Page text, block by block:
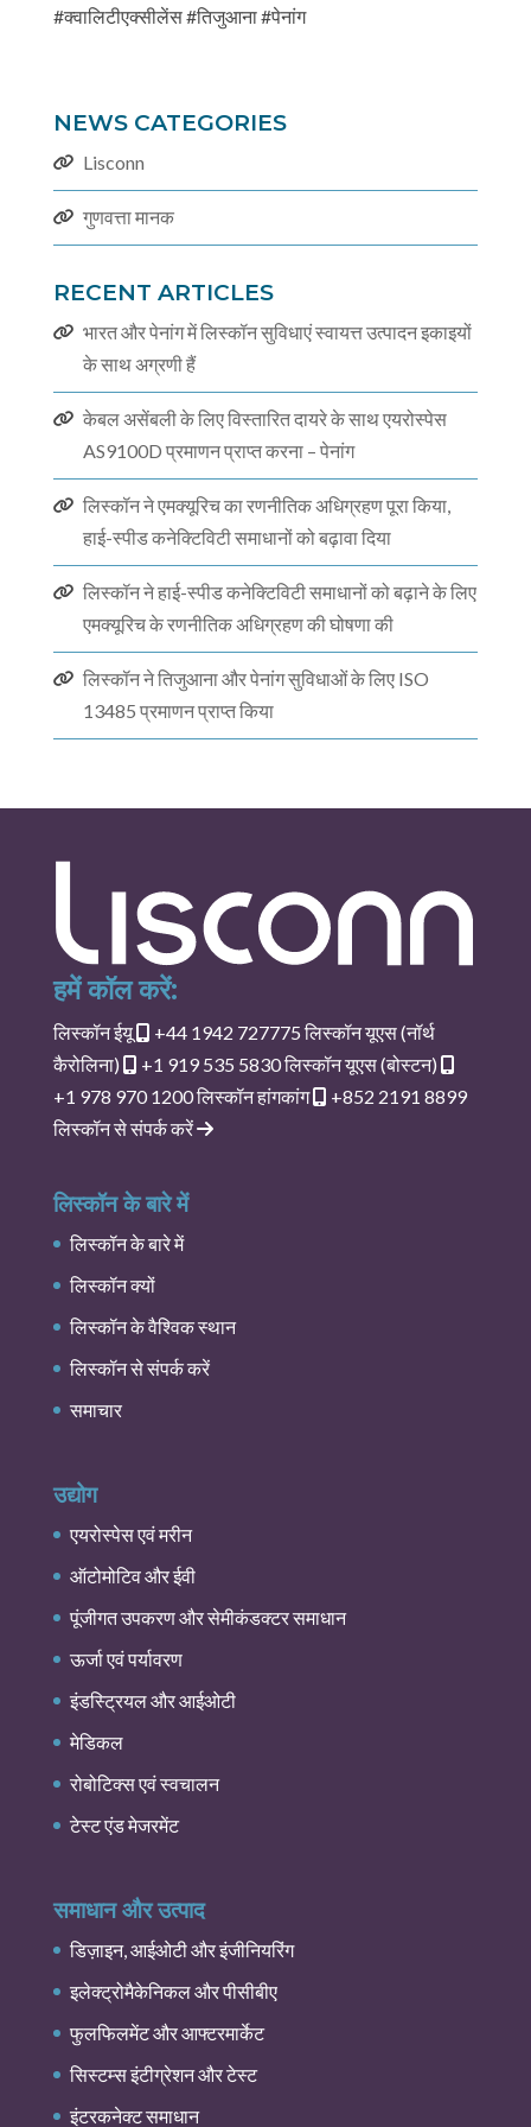
#क्वालिटीएक्सीलेंस #तिजुआना #पेनांग
NEWS CATEGORIES
Lisconn
गुणवत्ता मानक
RECENT ARTICLES
भारत और पेनांग में लिस्कॉन सुविधाएं स्वायत्त उत्पादन इकाइयों
के साथ अग्रणी हैं
केबल असेंबली के लिए विस्तारित दायरे के साथ एयरोस्पेस
AS9100D प्रमाणन प्राप्त करना – पेनांग
लिस्कॉन ने एमक्यूरिच का रणनीतिक अधिग्रहण पूरा किया,
हाई-स्पीड कनेक्टिविटी समाधानों को बढ़ावा दिया
लिस्कॉन ने हाई-स्पीड कनेक्टिविटी समाधानों को बढ़ाने के लिए
एमक्यूरिच के रणनीतिक अधिग्रहण की घोषणा की
लिस्कॉन ने तिजुआना और पेनांग सुविधाओं के लिए ISO
13485 प्रमाणन प्राप्त किया
हमें कॉल करें:
लिस्कॉन ईयू +44 1942 727775लिस्कॉन यूएस (नॉर्थ
कैरोलिना)
+1 919 535 5830लिस्कॉन यूएस (बोस्टन)
+1 978 970 1200लिस्कॉन हांगकांग
+852 2191 8899
लिस्कॉन से संपर्क करें
लिस्कॉन के बारे में
लिस्कॉन के बारे में
लिस्कॉन क्यों
लिस्कॉन के वैश्विक स्थान
लिस्कॉन से संपर्क करें
समाचार
उद्योग
एयरोस्पेस एवं मरीन
ऑटोमोटिव और ईवी
पूंजीगत उपकरण और सेमीकंडक्टर समाधान
ऊर्जा एवं पर्यावरण
इंडस्ट्रियल और आईओटी
मेडिकल
रोबोटिक्स एवं स्वचालन
टेस्ट एंड मेजरमेंट
समाधान और उत्पाद
डिज़ाइन, आईओटी और इंजीनियरिंग
इलेक्ट्रोमैकेनिकल और पीसीबीए
फुलफिलमेंट और आफ्टरमार्केट
सिस्टम्स इंटीग्रेशन और टेस्ट
इंटरकनेक्ट समाधान